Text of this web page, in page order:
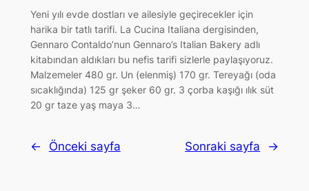
Yeni yılı evde dostları ve ailesiyle geçirecekler için
harika bir tatlı tarifi. La Cucina Italiana dergisinden,
Gennaro Contaldo’nun Gennaro’s Italian Bakery adlı
kitabından aldıkları bu nefis tarifi sizlerle paylaşıyoruz.
Malzemeler 480 gr. Un (elenmiş) 170 gr. Tereyağı (oda
sıcaklığında) 125 gr şeker 60 gr. 3 çorba kaşığı ılık süt
20 gr taze yaş maya 3…
← Önceki sayfa Sonraki sayfa →